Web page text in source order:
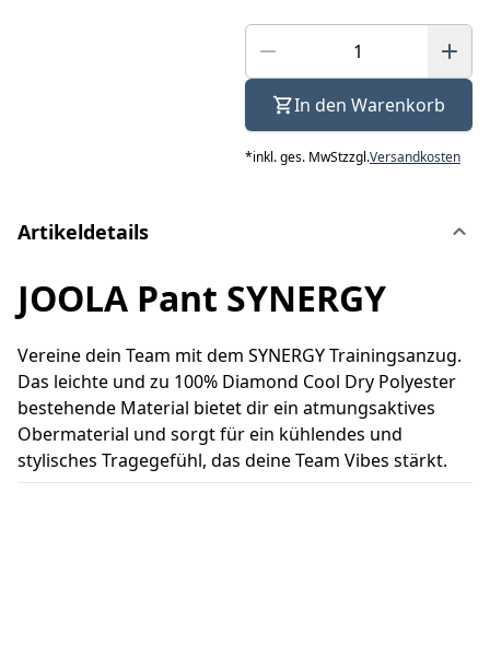
In den Warenkorb
*inkl. ges. MwStzzgl.Versandkosten
Artikeldetails
JOOLA Pant SYNERGY
Vereine dein Team mit dem SYNERGY Trainingsanzug.
Das leichte und zu 100% Diamond Cool Dry Polyester
bestehende Material bietet dir ein atmungsaktives
Obermaterial und sorgt für ein kühlendes und
stylisches Tragegefühl, das deine Team Vibes stärkt.